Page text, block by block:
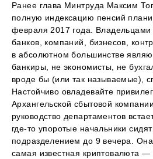
Ранее глава Минтруда Максим
полную индексацию пенсий
февраля 2017 года.
банков, компаний, бизнесов,
в абсолютном большинстве
банкиры, не экономисты, не
вроде бы (или так называемые),
Настойчиво овладевайте
Архангельской сбытовой
руководство департаментов
где-то упоротые начальники
подразделением до 9 вечера.
самая известная криптовалюта